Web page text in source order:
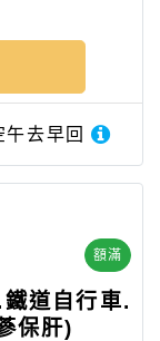
午去早回
額滿
道自行車.
保肝)